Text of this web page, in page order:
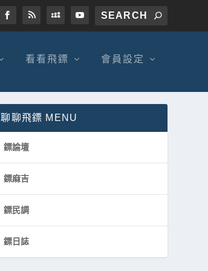
看看飛鏢 會員設定
聊聊飛鏢 MENU
鏢論壇
鏢麻吉
鏢民調
鏢日誌